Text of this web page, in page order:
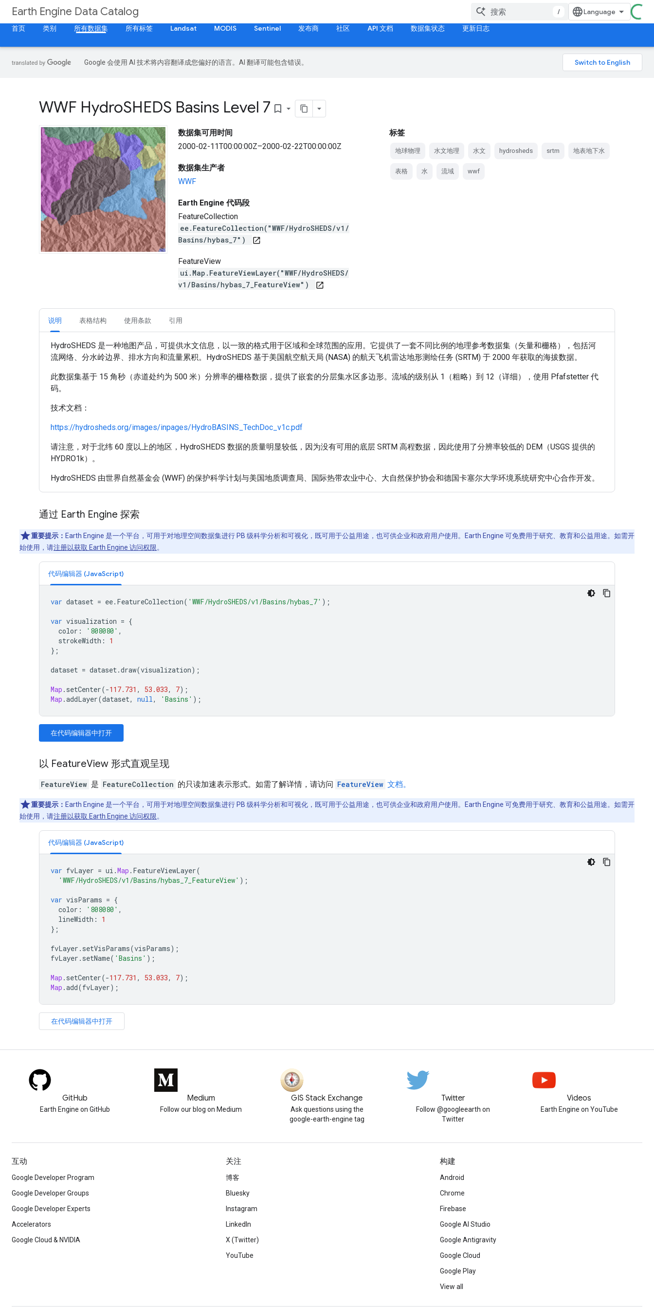
Earth Engine Data Catalog
/
首页
类别 所有数据集 所有标签 Landsat MODIS Sentinel 发布商 社区 API 文档 数据集状态 更新日志
Google 会使用 AI 技术将内容翻译成您偏好的语言。AI 翻译可能包含错误。
WWF HydroSHEDS Basins Level 7 bookmark_border
数据集可用时间
2000-02-11T00:00:00Z–2000-02-22T00:00:00Z
数据集生产者
WWF
Earth Engine 代码段
FeatureCollection
ee.FeatureCollection("WWF/HydroSHEDS/v1/
Basins/hybas_7")
open_in_new
FeatureView
ui.Map.FeatureViewLayer("WWF/HydroSHEDS/
v1/Basins/hybas_7_FeatureView")
open_in_new
标签
地球物理 水文地理 水文 hydrosheds srtm 地表地下水
表格 水 流域 wwf
说明 表格结构 使用条款 引用
HydroSHEDS 是一种地图产品，可提供水文信息，以一致的格式用于区域和全球范围的应用。它提供了一套不同比例的地理参考数据集（矢量和栅格），包括河
流网络、分水岭边界、排水方向和流量累积。HydroSHEDS 基于美国航空航天局 (NASA) 的航天飞机雷达地形测绘任务 (SRTM) 于 2000 年获取的海拔数据。
此数据集基于 15 角秒（赤道处约为 500 米）分辨率的栅格数据，提供了嵌套的分层集水区多边形。流域的级别从 1（粗略）到 12（详细），使用 Pfafstetter 代
码。
技术文档：
https://hydrosheds.org/images/inpages/HydroBASINS_TechDoc_v1c.pdf
请注意，对于北纬 60 度以上的地区，HydroSHEDS 数据的质量明显较低，因为没有可用的底层 SRTM 高程数据，因此使用了分辨率较低的 DEM（USGS 提供的
HYDRO1k）。
HydroSHEDS 由世界自然基金会 (WWF) 的保护科学计划与美国地质调查局、国际热带农业中心、大自然保护协会和德国卡塞尔大学环境系统研究中心合作开发。
通过 Earth Engine 探索
重要提示： Earth Engine 是一个平台，可用于对地理空间数据集进行 PB 级科学分析和可视化，既可用于公益用途，也可供企业和政府用户使用。Earth Engine 可免费用于研究、教育和公益用途。如需开
始使用，请注册以获取 Earth Engine 访问权限。
代码编辑器 (JavaScript)
var dataset = ee. FeatureCollection( 'WWF/HydroSHEDS/v1/Basins/hybas_7' );
var visualization = {
color : '808080' ,
strokeWidth :
1
};
dataset = dataset.draw(visualization);
Map . setCenter(-117.731 , 53.033, 7);
Map .addLayer(dataset, null, 'Basins' );
在代码编辑器中打开
以 FeatureView 形式直观呈现
FeatureView 是 FeatureCollection 的只读加速表示形式。如需了解详情，请访问 FeatureView 文档。
重要提示： Earth Engine 是一个平台，可用于对地理空间数据集进行 PB 级科学分析和可视化，既可用于公益用途，也可供企业和政府用户使用。Earth Engine 可免费用于研究、教育和公益用途。如需开
始使用，请注册以获取 Earth Engine 访问权限。
代码编辑器 (JavaScript)
var fvLayer = ui .Map . FeatureViewLayer(
'WWF/HydroSHEDS/v1/Basins/hybas_7_FeatureView' );
var visParams = {
color : '808080' ,
lineWidth :
1
};
fvLayer . setVisParams(visParams);
fvLayer . setName( 'Basins' );
Map . setCenter(-117.731 , 53.033, 7);
Map .add(fvLayer);
在代码编辑器中打开
GitHub
Earth Engine on GitHub
Medium
Follow our blog on Medium
GIS Stack Exchange
Ask questions using the
google-earth-engine tag
Twitter
Follow @googleearth on
Twitter
Videos
Earth Engine on YouTube
互动
Google Developer Program
Google Developer Groups
Google Developer Experts
Accelerators
Google Cloud & NVIDIA
关注
博客
Bluesky
Instagram
LinkedIn
X (Twitter)
YouTube
构建
Android
Chrome
Firebase
Google AI Studio
Google Antigravity
Google Cloud
Google Play
View all